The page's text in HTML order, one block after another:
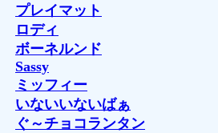
プレイマット
ロディ
ボーネルンド
Sassy
ミッフィー
いないいないばぁ
ぐ～チョコランタン